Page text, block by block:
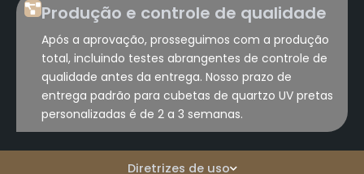
Diretrizes de uso
Produção e controle de qualidade
Após a aprovação, prosseguimos com a produção
total, incluindo testes abrangentes de controle de
qualidade antes da entrega. Nosso prazo de
entrega padrão para cubetas de quartzo UV pretas
personalizadas é de 2 a 3 semanas.